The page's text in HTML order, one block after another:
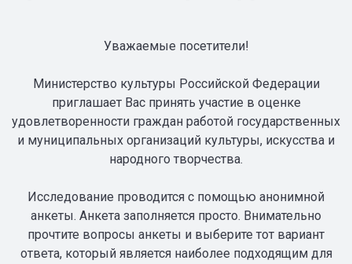
Уважаемые посетители!
Министерство культуры Российской Федерации
приглашает Вас принять участие в оценке
удовлетворенности граждан работой государственных
и муниципальных организаций культуры, искусства и
народного творчества.
Исследование проводится с помощью анонимной
анкеты. Анкета заполняется просто. Внимательно
прочтите вопросы анкеты и выберите тот вариант
ответа, который является наиболее подходящим для